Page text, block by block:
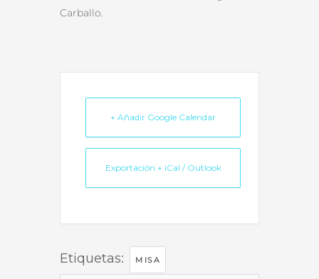
Carballo.
+ Añadir Google Calendar
Exportación + iCal / Outlook
Etiquetas: MISA